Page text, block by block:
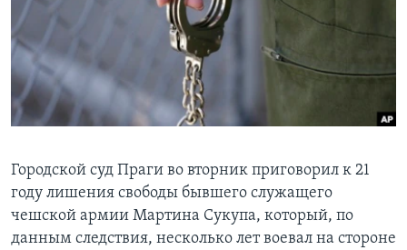
Learning English
СОЦИАЛЬНЫЕ СЕТИ
Языки
Городской суд Праги во вторник приговорил к 21
году лишения свободы бывшего служащего
чешской армии Мартина Сукупа, который, по
данным следствия, несколько лет воевал на стороне